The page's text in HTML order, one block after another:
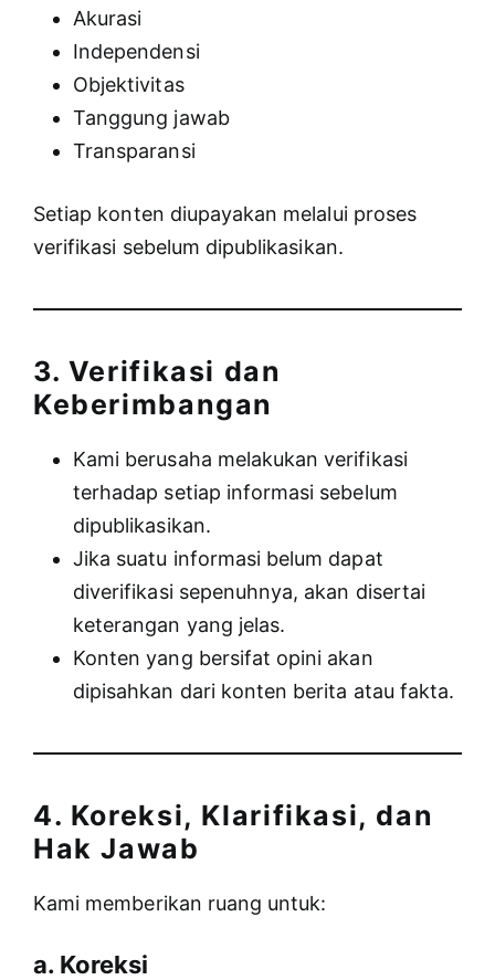
Akurasi
Independensi
Objektivitas
Tanggung jawab
Transparansi
Setiap konten diupayakan melalui proses
verifikasi sebelum dipublikasikan.
3. Verifikasi dan
Keberimbangan
Kami berusaha melakukan verifikasi
terhadap setiap informasi sebelum
dipublikasikan.
Jika suatu informasi belum dapat
diverifikasi sepenuhnya, akan disertai
keterangan yang jelas.
Konten yang bersifat opini akan
dipisahkan dari konten berita atau fakta.
4. Koreksi, Klarifikasi, dan
Hak Jawab
Kami memberikan ruang untuk:
a. Koreksi